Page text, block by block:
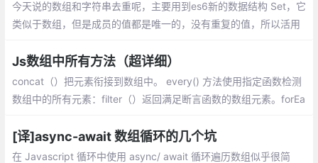
今天说的数组和字符串去重呢，主要用到es6新的数据结构 Set，它
类似于数组，但是成员的值都是唯一的，没有重复的值，所以活用
Js数组中所有方法（超详细）
concat（）把元素衔接到数组中。 every() 方法使用指定函数检测
数组中的所有元素：filter（）返回满足断言函数的数组元素。forEa
[译]async-await 数组循环的几个坑
在 Javascript 循环中使用 async/ await 循环遍历数组似乎很简